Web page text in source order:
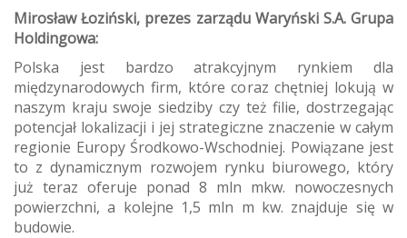
Mirosław Łoziński, prezes zarządu Waryński S.A. Grupa
Holdingowa:
Polska jest bardzo atrakcyjnym rynkiem dla
międzynarodowych firm, które coraz chętniej lokują w
naszym kraju swoje siedziby czy też filie, dostrzegając
potencjał lokalizacji i jej strategiczne znaczenie w całym
regionie Europy Środkowo-Wschodniej. Powiązane jest
to z dynamicznym rozwojem rynku biurowego, który
już teraz oferuje ponad 8 mln mkw. nowoczesnych
powierzchni, a kolejne 1,5 mln m kw. znajduje się w
budowie.